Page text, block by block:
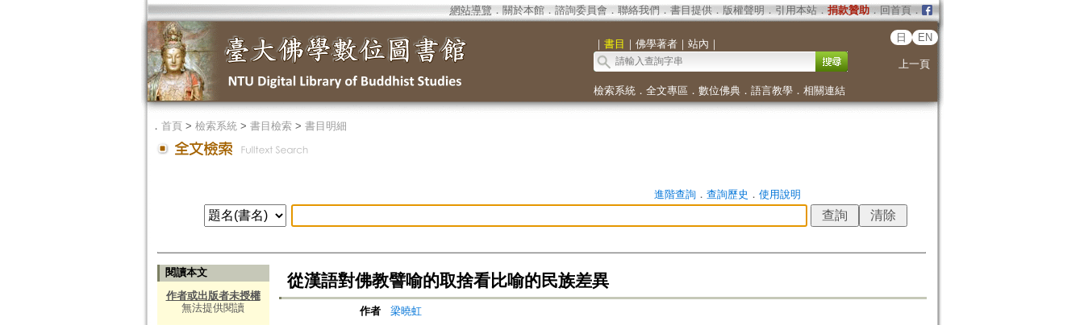
網站導覽 ． 關於本館． 諮詢委員會． 聯絡我們 ． 書目提供． 版權聲明 ． 引用本站． 捐款贊助．回首頁．
｜ 書目 ｜ 佛學著者｜ 站內 ｜
日 EN
上一頁
檢索系統． 全文專區 ． 數位佛典． 語言教學． 相關連結
． 首頁> 檢索系統> 書目檢索> 書目明細
進階查詢． 查詢歷史 ． 使用說明
閱讀本文
作者或出版者未授權
無法提供閱讀
從漢語對佛教譬喻的取捨看比喻的民族差異
作者
梁曉虹